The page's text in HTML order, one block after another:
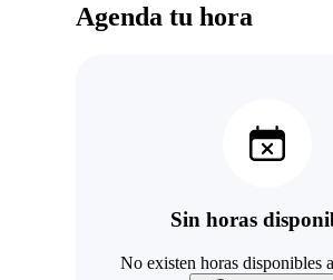
Agenda tu hora
Sin horas
No existen horas disponibles